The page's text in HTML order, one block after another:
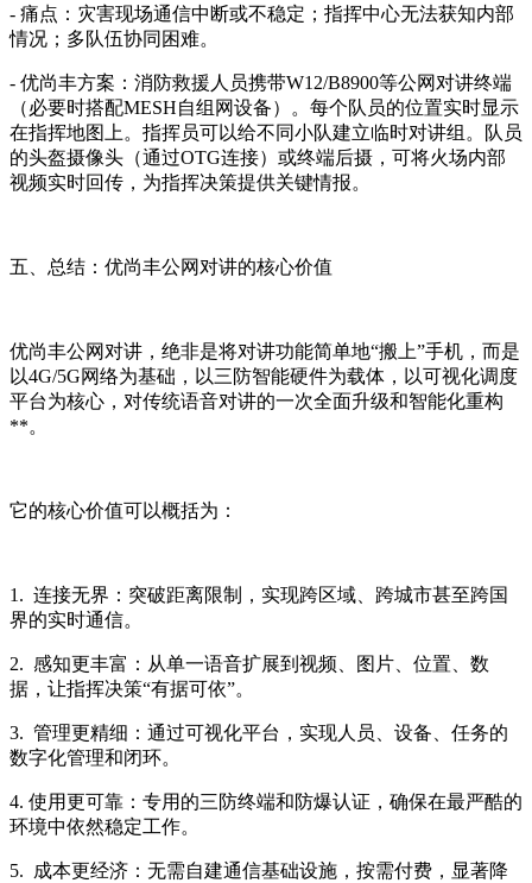
- 痛点：灾害现场通信中断或不稳定；指挥中心无法获知内部
情况；多队伍协同困难。
- 优尚丰方案：消防救援人员携带W12/B8900等公网对讲终端
（必要时搭配MESH自组网设备）。每个队员的位置实时显示
在指挥地图上。指挥员可以给不同小队建立临时对讲组。队员
的头盔摄像头（通过OTG连接）或终端后摄，可将火场内部
视频实时回传，为指挥决策提供关键情报。
五、总结：优尚丰公网对讲的核心价值
优尚丰公网对讲，绝非是将对讲功能简单地“搬上”手机，而是
以4G/5G网络为基础，以三防智能硬件为载体，以可视化调度
平台为核心，对传统语音对讲的一次全面升级和智能化重构
**。
它的核心价值可以概括为：
1. 连接无界：突破距离限制，实现跨区域、跨城市甚至跨国
界的实时通信。
2. 感知更丰富：从单一语音扩展到视频、图片、位置、数
据，让指挥决策“有据可依”。
3. 管理更精细：通过可视化平台，实现人员、设备、任务的
数字化管理和闭环。
4. 使用更可靠：专用的三防终端和防爆认证，确保在最严酷的
环境中依然稳定工作。
5. 成本更经济：无需自建通信基础设施，按需付费，显著降